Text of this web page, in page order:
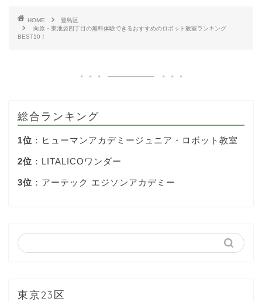
HOME
豊島区
向原・東池袋四丁目の無料体験できるおすすめのロボット教室ランキング
BEST10！
総合ランキング
1位 ：ヒューマンアカデミージュニア・ロボット教室
2位 ：LITALICOワンダー
3位 ：アーテック エジソンアカデミー
東京23区